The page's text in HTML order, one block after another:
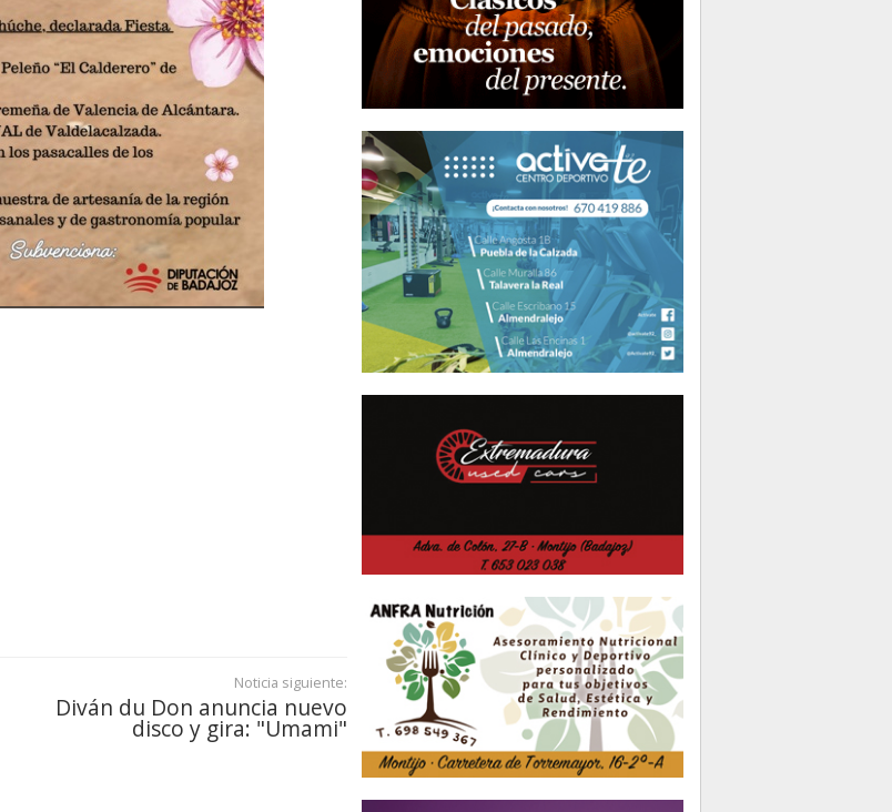
Noticia siguiente:
Diván du Don anuncia nuevo
disco y gira: "Umami"